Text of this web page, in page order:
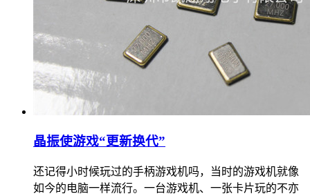
晶振使游戏“更新换代”
还记得小时候玩过的手柄游戏机吗，当时的游戏机就像
如今的电脑一样流行。一台游戏机、一张卡片玩的不亦